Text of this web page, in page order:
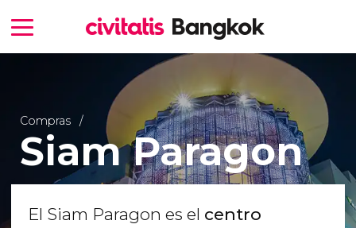
Compras
Siam Paragon
El Siam Paragon es el centro